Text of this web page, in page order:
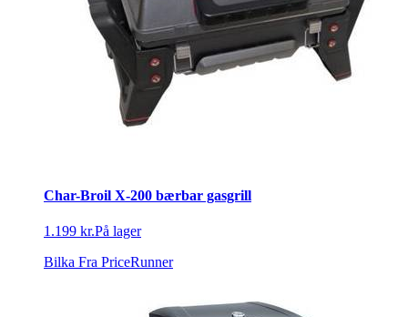
Char-Broil X-200 bærbar gasgrill
1.199 kr.På lager
Bilka Fra PriceRunner